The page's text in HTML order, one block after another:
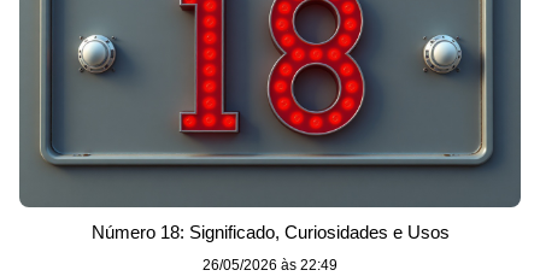
Número 18: Significado, Curiosidades e Usos
26/05/2026 às 22:49